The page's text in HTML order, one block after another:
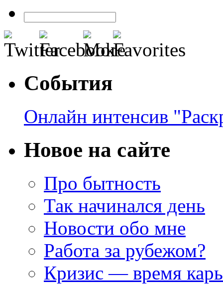
События
Онлайн интенсив
Новое на сайте
Про бытность
Так начинался день
Новости обо мне
Работа за рубежом?
Кризис — время